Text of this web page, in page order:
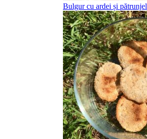
Bulgur cu ardei și pătrunjel